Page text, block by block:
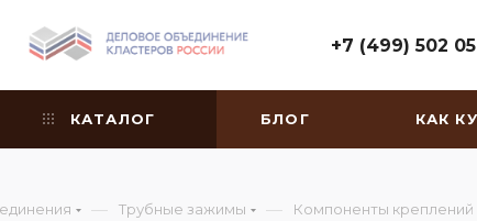
+7 (499) 502
КАТАЛОГ БЛОГ КАК
— Трубные зажимы — Компоненты креплений